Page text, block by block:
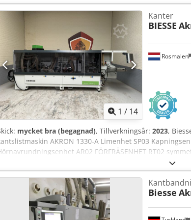
1 / 14
Rosmalen
Kanter
BIESSE
mycket bra (begagnad), Tillverkningsår: 2023,
AKRON 1330-A Limenhet SP03
AR02 FÖRFRÄSENHET RT02
ingår. KANTRAKARE RB02 Verktyg ingår ej.
KIT FÖR INSTALLATION AV
SMALA ÄMNEN KIT FÖR BEARBETNING AV PANELER
RAK LUFTBORD VID MASKINENS INMATNING
FRÄSVERKTYG H=65 mm Z=2+2 30°, ersätter
EVA/PUR-LIM I STÄLLET FÖR STANDARDLÖSNINGEN TM15
Biesse